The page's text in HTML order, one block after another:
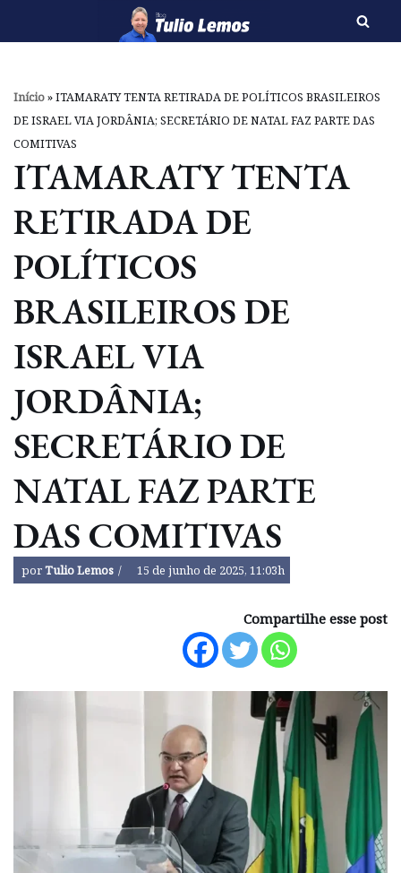
o
conteúdo
Início»ITAMARATY TENTA RETIRADA DE POLÍTICOS BRASILEIROS
DE ISRAEL VIA JORDÂNIA; SECRETÁRIO DE NATAL FAZ PARTE DAS
COMITIVAS
ITAMARATY TENTA
RETIRADA DE
POLÍTICOS
BRASILEIROS DE
ISRAEL VIA
JORDÂNIA;
SECRETÁRIO DE
NATAL FAZ PARTE
DAS COMITIVAS
porTulio Lemos 15 de junho de 2025, 11:03h
Compartilhe esse post